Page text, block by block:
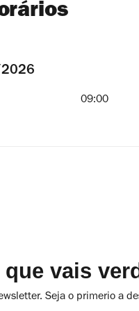
09:00
vais
Seja o primerio a